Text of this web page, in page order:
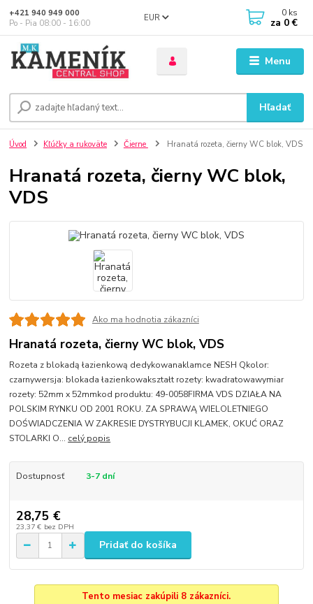
Menu
EUR
Hľadať
+421 940 949 000
Po - Pia 08:00 - 16:00
0 ks
za 0 €
Úvod Kľúčky a rukoväte Čierne Hranatá rozeta, čierny WC blok, VDS
Hranatá rozeta, čierny WC blok,
VDS
Ako ma hodnotia zákazníci
Hranatá rozeta, čierny WC blok, VDS
Rozeta z blokadą łazienkową dedykowanaklamce NESH Qkolor:
czarnywersja: blokada łazienkowakształt rozety: kwadratowawymiar
rozety: 52mm x 52mmkod produktu: 49-0058FIRMA VDS DZIAŁA NA
POLSKIM RYNKU OD 2001 ROKU. ZA SPRAWĄ WIELOLETNIEGO
DOŚWIADCZENIA W ZAKRESIE DYSTRYBUCJI KLAMEK, OKUĆ ORAZ
STOLARKI O... celý popis
Dostupnosť 3-7 dní
28,75 €
23,37 € bez DPH
Pridať do košíka
Tento mesiac zakúpili 8 zákazníci.